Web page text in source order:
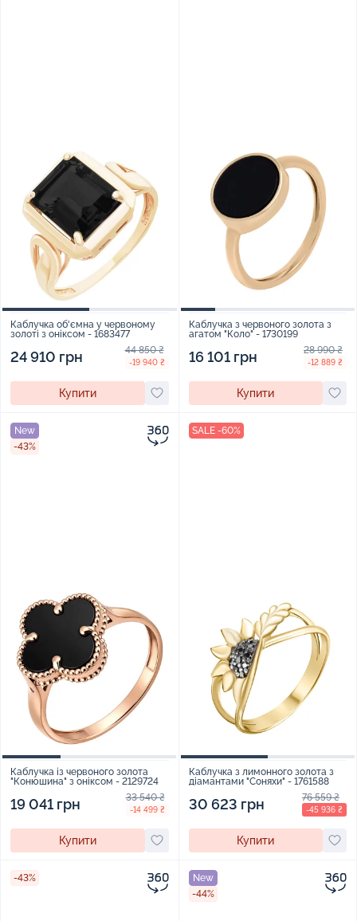
Каблучка об'ємна у червоному
золоті з оніксом - 1683477
24 910 грн 44 850 ₴
-19 940 ₴
Купити
Каблучка з червоного золота з
агатом "Коло" - 1730199
16 101 грн 28 990 ₴
-12 889 ₴
Купити
New
-43%
Каблучка із червоного золота
"Конюшина" з оніксом - 2129724
19 041 грн 33 540 ₴
-14 499 ₴
Купити
SALE -60%
Каблучка з лимонного золота з
діамантами "Соняхи" - 1761588
30 623 грн 76 559 ₴
-45 936 ₴
Купити
-43%
New
-44%